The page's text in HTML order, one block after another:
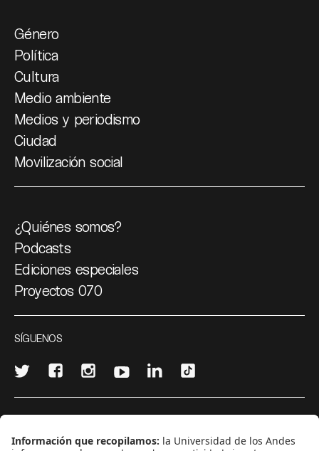
Género
Política
Cultura
Medio ambiente
Medios y periodismo
Ciudad
Movilización social
¿Quiénes somos?
Podcasts
Ediciones especiales
Proyectos 070
SÍGUENOS